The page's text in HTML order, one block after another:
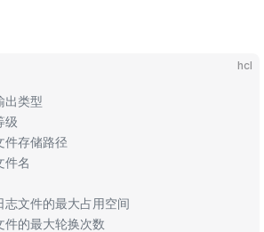
hcl
出类型
级
存储路径
名
文件的最大占用空间
的最大轮换次数